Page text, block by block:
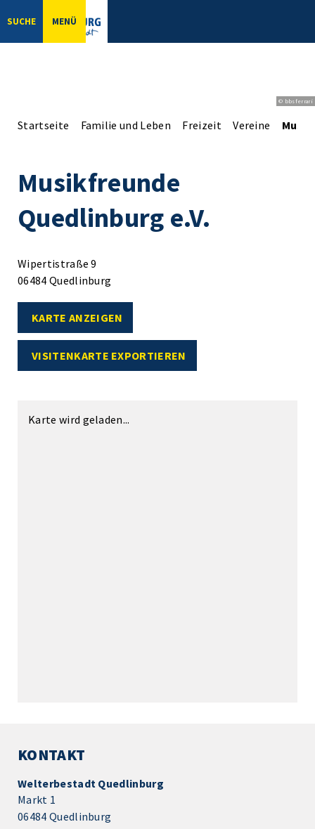
SUCHE MENÜ
© bbsferrari
Startseite Familie und Leben Freizeit Vereine
Musikfreunde
Quedlinburg e.V.
Wipertistraße 9
06484 Quedlinburg
KARTE ANZEIGEN
VISITENKARTE EXPORTIEREN
Karte wird geladen...
KONTAKT
Welterbestadt Quedlinburg
Markt 1
06484 Quedlinburg